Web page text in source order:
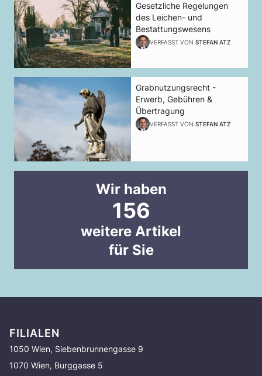
Gesetzliche Regelungen
des Leichen- und
Bestattungswesens
VERFASST VON STEFAN ATZ
Grabnutzungsrecht -
Erwerb, Gebühren &
Übertragung
VERFASST VON STEFAN ATZ
Wir haben
156
weitere Artikel
für Sie
FILIALEN
1050 Wien, Siebenbrunnengasse 9
1070 Wien, Burggasse 5